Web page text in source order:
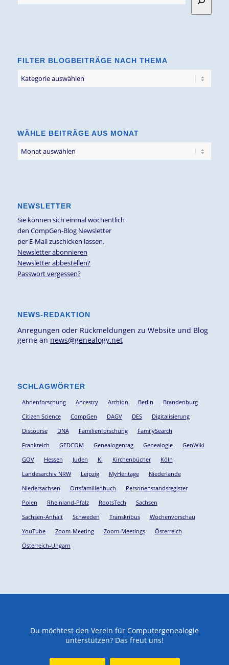
FILTER BLOGBEITRÄGE NACH THEMA
Blogbeiträge
WÄHLE BEITRÄGE AUS MONAT
NEWSLETTER
Sie können sich einmal wöchentlich
den CompGen-Blog Newsletter
per E-Mail zuschicken lassen.
Newsletter abonnieren
Newsletter abbestellen?
Passwort vergessen?
NEWS-REDAKTION
Anregungen oder Rückmeldungen zu Website und Blog
gerne an news@genealogy.net
SCHLAGWÖRTER
Ahnenforschung Ancestry Archion Berlin
Brandenburg
Citizen Science
CompGen DAGV DES
Digitalisierung
Discourse
DNA Familienforschung
FamilySearch
Frankreich
GEDCOM Genealogentag Genealogie
GenWiki
GOV
Hessen Juden KI Kirchenbücher
Köln
Landesarchiv NRW
Leipzig MyHeritage
Niederlande
Niedersachsen
Ortsfamilienbuch
Personenstandsregister
Polen
Rheinland-Pfalz RootsTech
Sachsen
Sachsen-Anhalt
Schweden Transkribus
Wochenvorschau
YouTube
Zoom-Meeting Zoom-Meetings
Österreich
Österreich-Ungarn
Du möchtest den Verein für Computergenealogie
unterstützen? Das freut uns!